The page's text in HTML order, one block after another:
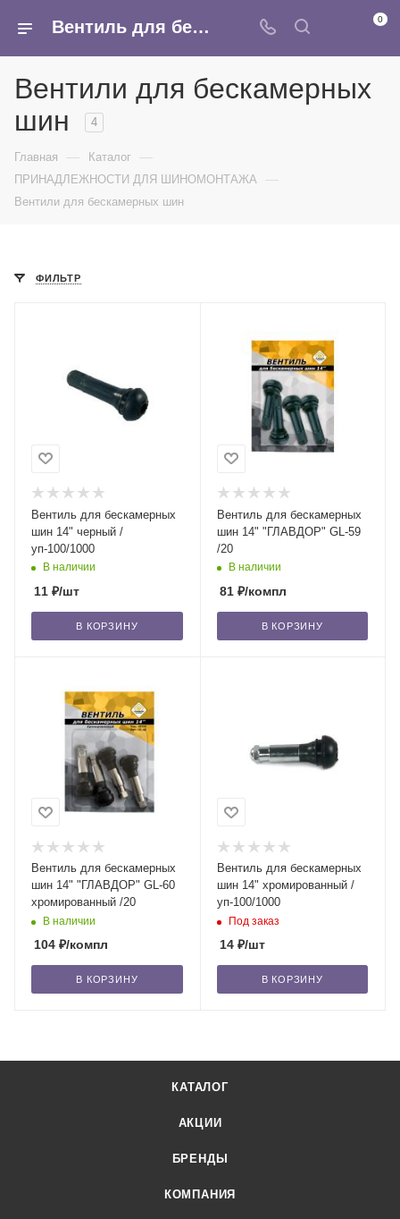
Вентиль для бескамерных шин - купить в Москве оптом в интернет-магазине Армина 0
Вентили для бескамерных
шин
4
Главная — Каталог —
ПРИНАДЛЕЖНОСТИ ДЛЯ ШИНОМОНТАЖА —
Вентили для бескамерных шин
ФИЛЬТР
Вентиль для бескамерных
шин 14" черный /
уп-100/1000
В наличии
11 ₽/шт
В КОРЗИНУ
Вентиль для бескамерных
шин 14" "ГЛАВДОР" GL-59
/20
В наличии
81₽/компл
В КОРЗИНУ
Вентиль для бескамерных
шин 14" "ГЛАВДОР" GL-60
хромированный /20
В наличии
104 ₽/компл
В КОРЗИНУ
Вентиль для бескамерных
шин 14" хромированный /
уп-100/1000
Под заказ
14₽/шт
В КОРЗИНУ
КАТАЛОГ
АКЦИИ
БРЕНДЫ
КОМПАНИЯ